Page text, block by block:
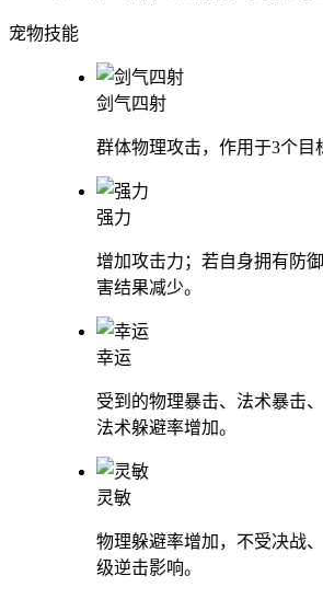
宠物技能
剑气四射
群体物理攻击，作用于3个目
强力
增加攻击力；若自身拥有防
害结果减少。
幸运
受到的物理暴击、法术暴击
法术躲避率增加。
灵敏
物理躲避率增加，不受决战
级逆击影响。